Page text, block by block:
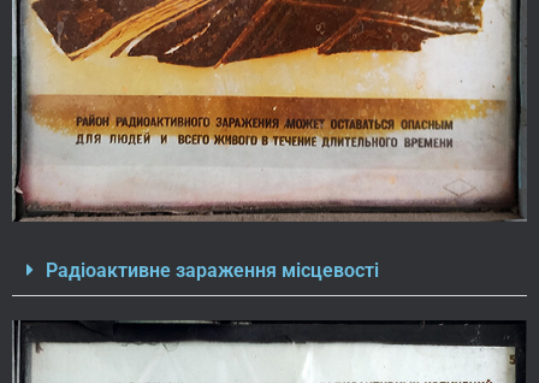
Радіоактивне зараження місцевості